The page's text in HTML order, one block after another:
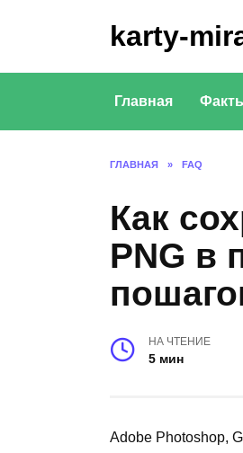
karty-
Главная
ГЛАВНАЯ » FAQ
Как
PNG в
НА ЧТЕНИЕ
5 мин
Adobe Photoshop,